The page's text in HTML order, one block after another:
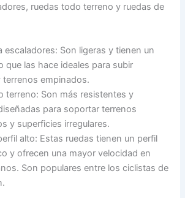
ruedas todo terreno y ruedas de
escaladores: Son ligeras y tienen un
que las hace ideales para subir
terrenos empinados.
terreno: Son más resistentes y
para soportar terrenos
y superficies irregulares.
alto: Estas ruedas tienen un perfil
y ofrecen una mayor velocidad en
Son populares entre los ciclistas de